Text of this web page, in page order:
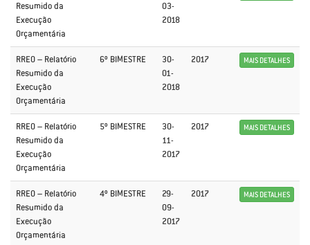
Resumido da
Execução
Orçamentária
03-
2018
RREO – Relatório
Resumido da
Execução
Orçamentária
6º BIMESTRE
30-
01-
2018
2017 MAIS DETALHES
RREO – Relatório
Resumido da
Execução
Orçamentária
5º BIMESTRE
30-
11-
2017
2017 MAIS DETALHES
RREO – Relatório
Resumido da
Execução
Orçamentária
4º BIMESTRE
29-
09-
2017
2017 MAIS DETALHES